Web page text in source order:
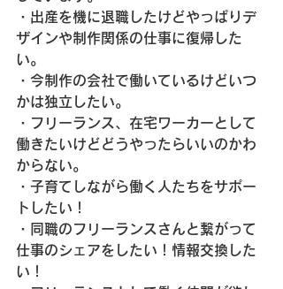
・出産を機に退職したけどやっぱりデ
ザインや制作関係の仕事に復帰した
い。
・今制作の会社で働いているけどいつ
かは独立したい。
・フリーランス、在宅ワーカーとして
働きたいけどどうやったらいいのかわ
からない。
・子育てしながら働く人たちをサポー
トしたい！
・同職のフリーランスさんと繋がって
仕事のシェアをしたい！情報交換した
い！